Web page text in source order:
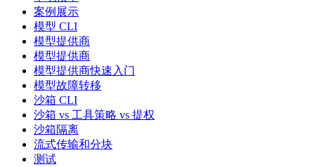
案例展示
模型 CLI
模型提供商
模型提供商
模型提供商快速入门
模型故障转移
沙箱 CLI
沙箱 vs 工具策略 vs 提权
沙箱隔离
流式传输和分块
测试